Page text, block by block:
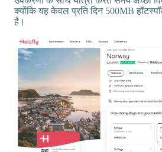
क्योंकि यह केवल प्रति दिन 500MB
है।